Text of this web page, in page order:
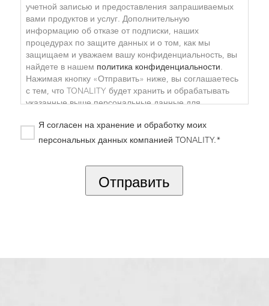
учетной записью и предоставления запрашиваемых
вами продуктов и услуг. Дополнительную
информацию об отказе от подписки, наших
процедурах по защите данных и о том, как мы
защищаем и уважаем вашу конфиденциальность, вы
найдете в нашем политика конфиденциальности.
Нажимая кнопку «Отправить» ниже, вы соглашаетесь
с тем, что TONALITY будет хранить и обрабатывать
указанные выше персональные данные для
Я согласен на хранение и обработку моих
персональных данных компанией TONALITY.*
Отправить